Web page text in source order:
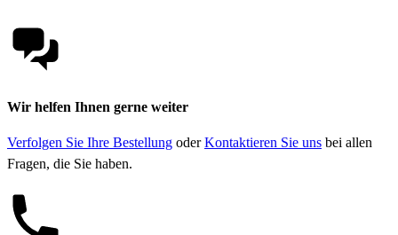
Wir helfen Ihnen gerne weiter
Verfolgen Sie Ihre Bestellung oderKontaktieren Sie uns bei allen
Fragen, die Sie haben.